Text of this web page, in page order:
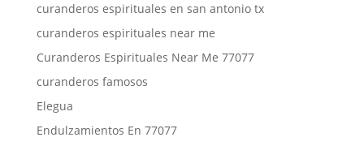
curanderos espirituales en san antonio tx
curanderos espirituales near me
Curanderos Espirituales Near Me 77077
curanderos famosos
Elegua
Endulzamientos En 77077